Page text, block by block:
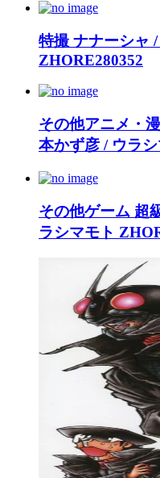
特撮 ナナーシャ
ZHORE280352
その他アニメ・
本かず彦 / ウラ
その他ゲーム 超
ラシマモト